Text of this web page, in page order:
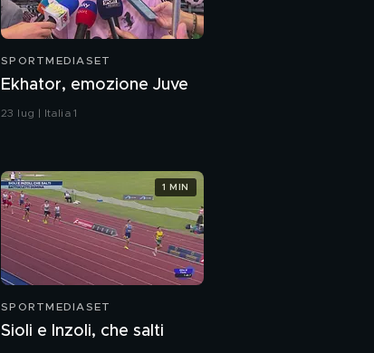
SPORTMEDIASET
Ekhator, emozione Juve
23 lug | Italia 1
SPORTMEDIASET
Sioli e Inzoli, che salti
1 MIN